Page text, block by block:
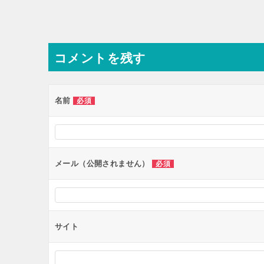
ナ
ビ
ー
ョ
ン
コメントを残す
名前 必須
メール（公開されません） 必須
サイト